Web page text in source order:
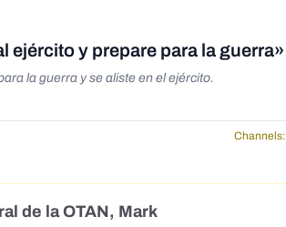
ejército y prepare para la guerra»
la guerra y se aliste en el ejército.
Channels:
de la OTAN, Mark